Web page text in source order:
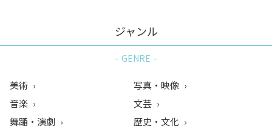
ジャンル
GENRE
美術
音楽
舞踊・演劇
写真・映像
文芸
歴史・文化